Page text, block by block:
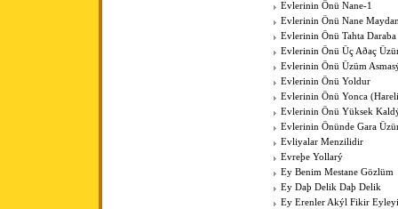
Evlerinin Önü Nane-1
Evlerinin Önü Nane
Evlerinin Önü Tahta Daraba
Evlerinin Önü Üç Aðaç
Evlerinin Önü Üzüm
Evlerinin Önü Yoldur
Evlerinin Önü Yonca
Evlerinin Önü Yüksek
Evlerinin Önünde Gara
Evliyalar Menzilidir
Evreþe Yollarý
Ey Benim Mestane Gözlüm
Ey Daþ Delik Daþ Delik
Ey Erenler Akýl Fikir